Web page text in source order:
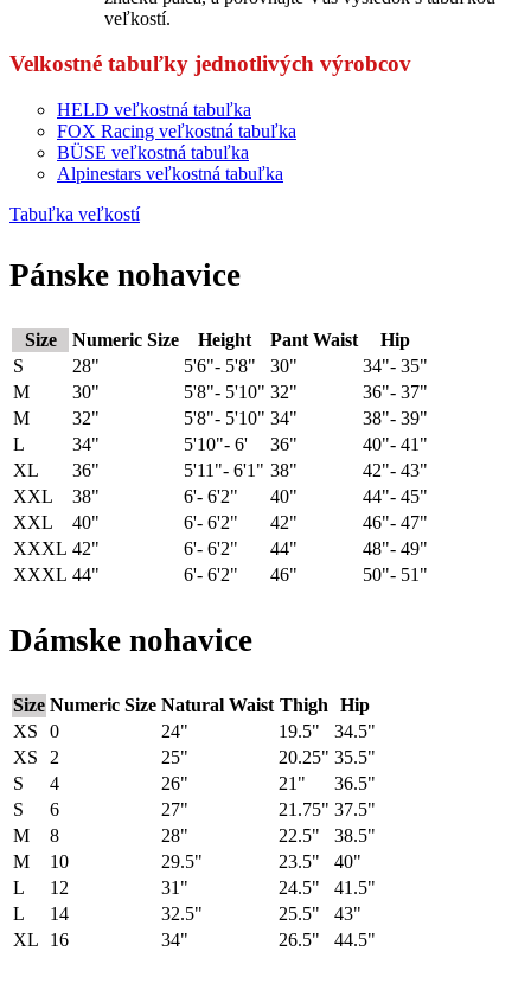
veľkostí.
Velkostné tabuľky jednotlivých výrobcov
HELD veľkostná tabuľka
FOX Racing veľkostná tabuľka
BÜSE veľkostná tabuľka
Alpinestars veľkostná tabuľka
Tabuľka veľkostí
Pánske nohavice
Size Numeric Size Height Pant Waist
Hip
S
28" 5'6"- 5'8" 30"
34"- 35"
M
30" 5'8"- 5'10" 32"
36"- 37"
M
32" 5'8"- 5'10" 34"
38"- 39"
L
34" 5'10"- 6' 36"
40"- 41"
XL
36" 5'11"- 6'1" 38"
42"- 43"
XXL
38" 6'- 6'2" 40"
44"- 45"
XXL
40" 6'- 6'2" 42"
46"- 47"
XXXL 42" 6'- 6'2" 44"
48"- 49"
XXXL 44" 6'- 6'2" 46" 50"- 51"
Dámske nohavice
Size Numeric Size Natural Waist Thigh
Hip
XS
0 24" 19.5"
34.5"
XS
2 25" 20.25" 35.5"
S
4 26" 21"
36.5"
S
6 27" 21.75" 37.5"
M
8 28" 22.5"
38.5"
M
10 29.5" 23.5"
40"
L
12 31" 24.5"
41.5"
L
14 32.5" 25.5"
43"
XL
16 34" 26.5" 44.5"